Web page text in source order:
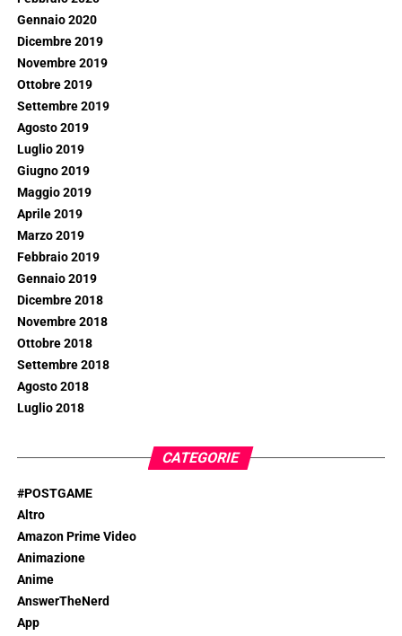
Gennaio 2020
Dicembre 2019
Novembre 2019
Ottobre 2019
Settembre 2019
Agosto 2019
Luglio 2019
Giugno 2019
Maggio 2019
Aprile 2019
Marzo 2019
Febbraio 2019
Gennaio 2019
Dicembre 2018
Novembre 2018
Ottobre 2018
Settembre 2018
Agosto 2018
Luglio 2018
CATEGORIE
#POSTGAME
Altro
Amazon Prime Video
Animazione
Anime
AnswerTheNerd
App